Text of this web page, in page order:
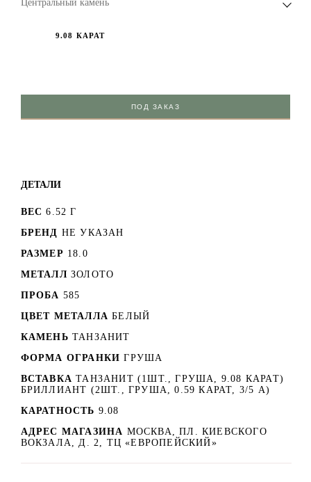
Центральный камень
9.08 КАРАТ
ПОД ЗАКАЗ
ДЕТАЛИ
ВЕС 6.52 Г
БРЕНД НЕ УКАЗАН
РАЗМЕР 18.0
МЕТАЛЛ ЗОЛОТО
ПРОБА 585
ЦВЕТ МЕТАЛЛА БЕЛЫЙ
КАМЕНЬ ТАНЗАНИТ
ФОРМА ОГРАНКИ ГРУША
ВСТАВКА ТАНЗАНИТ (1ШТ., ГРУША, 9.08 КАРАТ)
БРИЛЛИАНТ (2ШТ., ГРУША, 0.59 КАРАТ, 3/5 А)
КАРАТНОСТЬ 9.08
АДРЕС МАГАЗИНА МОСКВА, ПЛ. КИЕВСКОГО
ВОКЗАЛА, Д. 2, ТЦ «ЕВРОПЕЙСКИЙ»